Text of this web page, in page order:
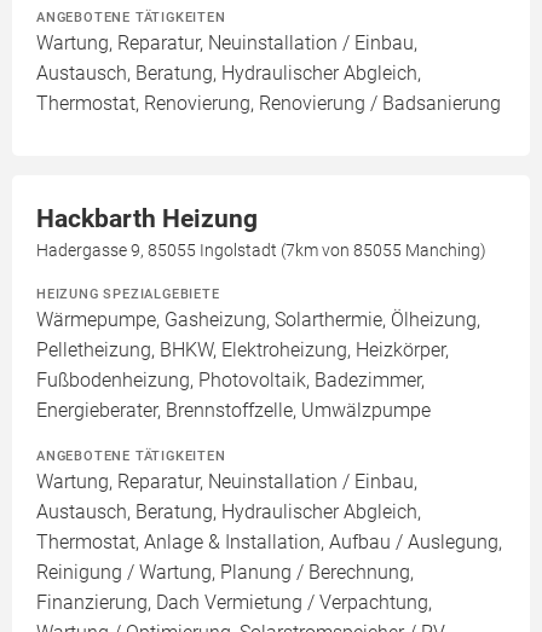
ANGEBOTENE TÄTIGKEITEN
Wartung, Reparatur, Neuinstallation / Einbau,
Austausch, Beratung, Hydraulischer Abgleich,
Thermostat, Renovierung, Renovierung / Badsanierung
Hackbarth Heizung
Hadergasse 9, 85055 Ingolstadt (7km von 85055 Manching)
HEIZUNG SPEZIALGEBIETE
Wärmepumpe, Gasheizung, Solarthermie, Ölheizung,
Pelletheizung, BHKW, Elektroheizung, Heizkörper,
Fußbodenheizung, Photovoltaik, Badezimmer,
Energieberater, Brennstoffzelle, Umwälzpumpe
ANGEBOTENE TÄTIGKEITEN
Wartung, Reparatur, Neuinstallation / Einbau,
Austausch, Beratung, Hydraulischer Abgleich,
Thermostat, Anlage & Installation, Aufbau / Auslegung,
Reinigung / Wartung, Planung / Berechnung,
Finanzierung, Dach Vermietung / Verpachtung,